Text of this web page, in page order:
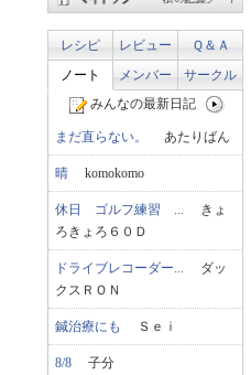
レシピ レビュー
Ｑ＆Ａ
ノート
メンバー
サークル
みんなの最新日記
まだ直らない。 あたりばん
晴 komokomo
休日 ゴルフ練習 ...
きょ
ろきょろ６０Ｄ
ドライブレコーダー...
ダッ
クスＲＯＮ
鍼治療にも Ｓｅｉ
8/8 子分